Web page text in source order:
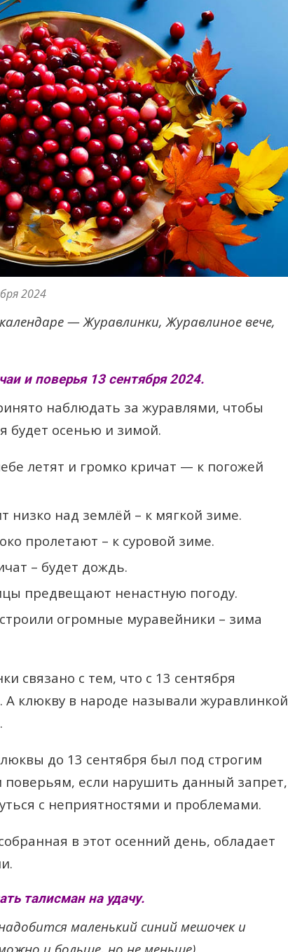
2024
— Журавлинки, Журавлиное вече,
и поверья 13 сентября 2024.
наблюдать за журавлями, чтобы
будет осенью и зимой.
летят и громко кричат — к погожей
низко над землёй – к мягкой зиме.
пролетают – к суровой зиме.
– будет дождь.
предвещают ненастную погоду.
огромные муравейники – зима
связано с тем, что с 13 сентября
А клюкву в народе называли журавлинкой
до 13 сентября был под строгим
если нарушить данный запрет,
с неприятностями и проблемами.
в этот осенний день, обладает
талисман на удачу.
маленький синий мешочек и